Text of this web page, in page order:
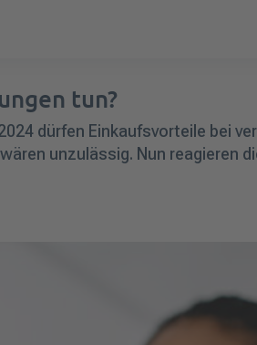
tun?
dürfen Einkaufsvorteile bei
unzulässig. Nun reagieren